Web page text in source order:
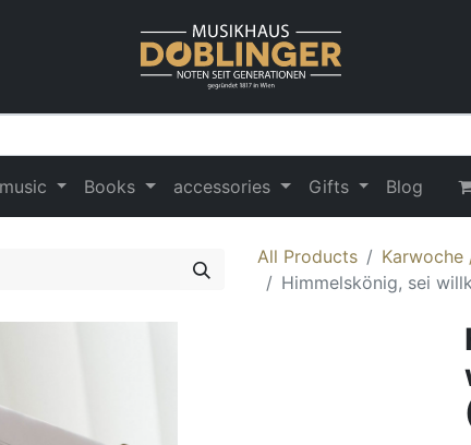
Books accessories Gifts Blog
All Products
Karwoche
Himmelskönig, sei